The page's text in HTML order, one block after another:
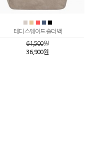
■ ■ ■ ■ ■
테디 스웨이드 숄더백
61,500원
36,900원